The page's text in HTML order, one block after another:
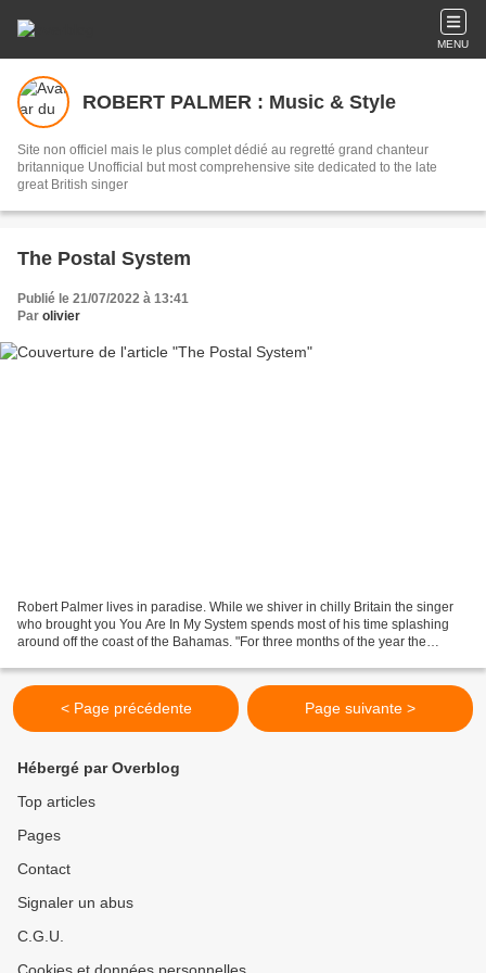
MENU
ROBERT PALMER : Music & Style
Site non officiel mais le plus complet dédié au regretté grand chanteur
britannique Unofficial but most comprehensive site dedicated to the late
great British singer
The Postal System
Publié le 21/07/2022 à 13:41
Par olivier
Robert Palmer lives in paradise. While we shiver in chilly Britain the singer
who brought you You Are In My System spends most of his time splashing
around off the coast of the Bahamas. "For three months of the year the
< Page précédente Page suivante >
Hébergé par Overblog
Top articles
Pages
Contact
Signaler un abus
C.G.U.